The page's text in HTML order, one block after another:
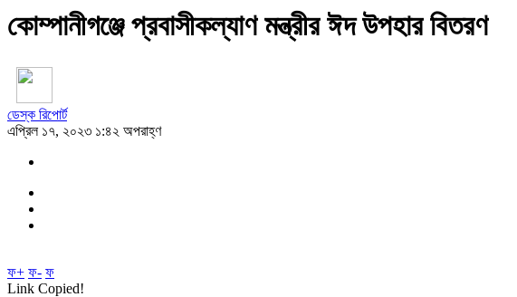
কোম্পানীগঞ্জে প্রবাসীকল্যাণ মন্ত্রীর ঈদ উপহার বিতরণ
ডেস্ক রিপোর্ট
এপ্রিল ১৭, ২০২৩ ১:৪২ অপরাহ্ণ
ফ+ ফ- ফ
Link Copied!